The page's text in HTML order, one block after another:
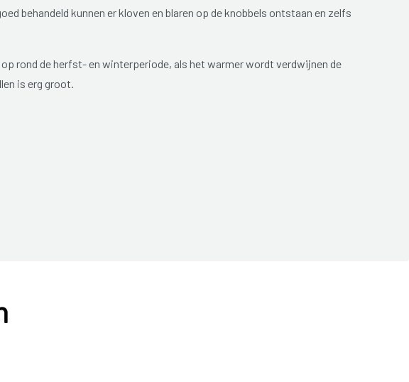
behandeld kunnen er kloven en blaren op de knobbels ontstaan en zelfs
rond de herfst- en winterperiode, als het warmer wordt verdwijnen de
is erg groot.